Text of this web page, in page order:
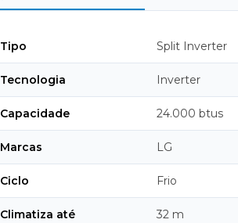
Tipo Split Inverter
Tecnologia Inverter
Capacidade 24.000 btus
Marcas LG
Ciclo Frio
Climatiza até 32 m